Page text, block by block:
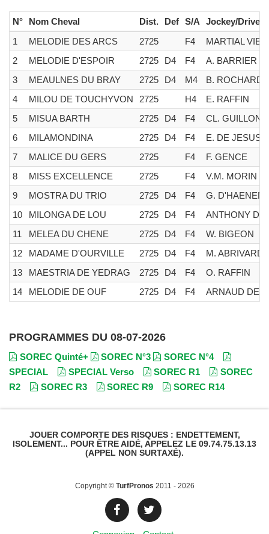
N° Nom Cheval Dist. Def S/A
Jockey/Driver
1
MELODIE DES ARCS 2725 F4
MARTIAL VIEL
2
MELODIE D'ESPOIR 2725 D4 F4
A. BARRIER
3
MEAULNES DU BRAY 2725 D4 M4
B. ROCHARD
4
MILOU DE TOUCHYVON 2725 H4
E. RAFFIN
5
MISUA BARTH 2725 D4 F4
CL. GUILLON
6
MILAMONDINA 2725 D4 F4
E. DE JESUS
7
MALICE DU GERS 2725 F4
F. GENCE
8
MISS EXCELLENCE 2725 F4
V.M. MORIN
9
MOSTRA DU TRIO 2725 D4 F4
G.
10
MILONGA DE LOU 2725 D4 F4
ANTHONY
11
MELEA DU CHENE 2725 D4 F4
W. BIGEON
12
MADAME D'OURVILLE 2725 D4 F4
M. ABRIVARD
13
MAESTRIA DE YEDRAG 2725 D4 F4
O. RAFFIN
14
MELODIE DE OUF 2725 D4 F4 ARNAUD
PROGRAMMES DU 08-07-2026
SOREC Quinté+ SOREC N°3
SOREC N°4
SPECIAL
SPECIAL Verso SOREC R1
SOREC
R2
SOREC R3 SOREC R9 SOREC R14
JOUER COMPORTE DES RISQUES : ENDETTEMENT,
ISOLEMENT... POUR ÊTRE AIDÉ, APPELEZ LE 09.74.75.13.13
(APPEL NON SURTAXÉ).
Copyright © TurfPronos 2011 - 2026